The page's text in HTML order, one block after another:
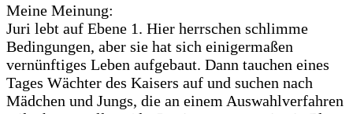
Meine Meinung:
Juri lebt auf Ebene 1. Hier herrschen schlimme
Bedingungen, aber sie hat sich einigermaßen
vernünftiges Leben aufgebaut. Dann tauchen eines
Tages Wächter des Kaisers auf und suchen nach
Mädchen und Jungs, die an einem Auswahlverfahren